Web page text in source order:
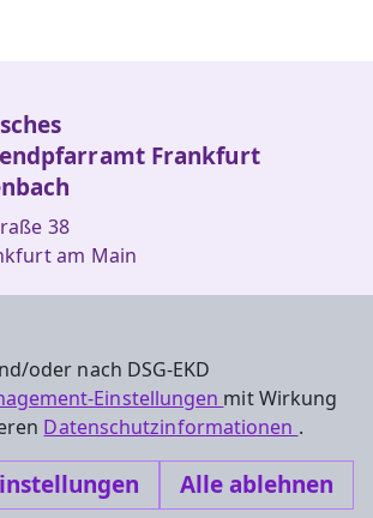
oder nach DSG-EKD
Einstellungen mit Wirkung
Datenschutzinformationen .
Alle ablehnen
Frankfurt
38
am Main